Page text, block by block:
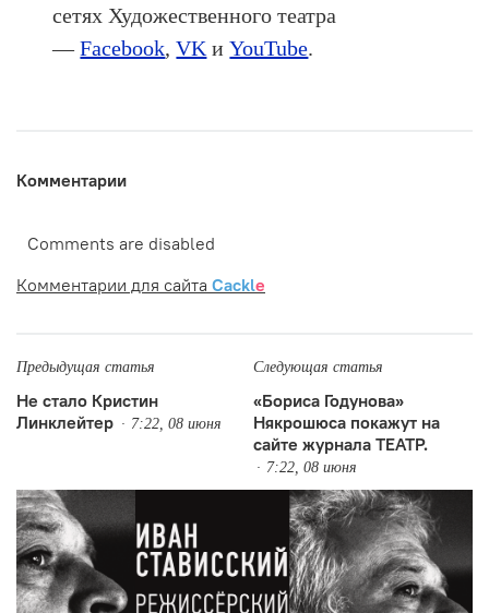
сетях Художественного театра
—Facebook,VK иYouTube.
Комментарии
Comments are disabled
Комментарии для сайта Cackle
Предыдущая статья
Не стало Кристин
Линклейтер
7:22, 08 июня
Следующая статья
«Бориса Годунова»
Някрошюса покажут на
сайте журнала ТЕАТР.
7:22, 08 июня